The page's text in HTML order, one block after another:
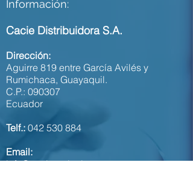
Información:
Cacie Distribuidora S.A.
Dirección:
Aguirre 819 entre García Avilés y
Rumichaca, Guayaquil.
C.P.: 090307
Ecuador
Telf.: 042 530 884
Email:
info@cacieoptical.com